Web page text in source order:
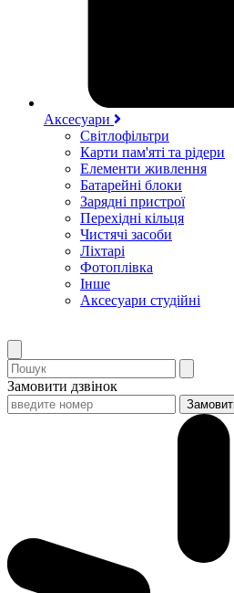
Аксесуари
Світлофільтри
Карти пам'яті та рідери
Елементи живлення
Батарейні блоки
Зарядні пристрої
Перехідні кільця
Чистячі засоби
Ліхтарі
Фотоплівка
Інше
Аксесуари студійні
Замовити дзвінок